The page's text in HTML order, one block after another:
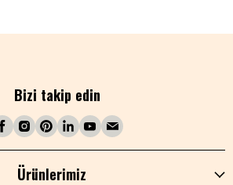
Bizi takip edin
Ürünlerimiz